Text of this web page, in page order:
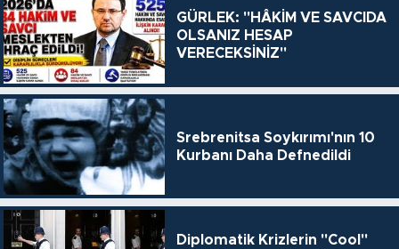
GÜRLEK: "HÂKİM VE SAVCIDA
OLSANIZ HESAP
VERECEKSİNİZ"
Srebrenitsa Soykırımı'nın 10
Kurbanı Daha Defnedildi
Diplomatik Krizlerin "Cool"